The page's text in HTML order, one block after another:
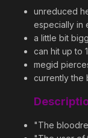
unreduced
especially in
a little bit
can hit up to
megid
currently the
"The